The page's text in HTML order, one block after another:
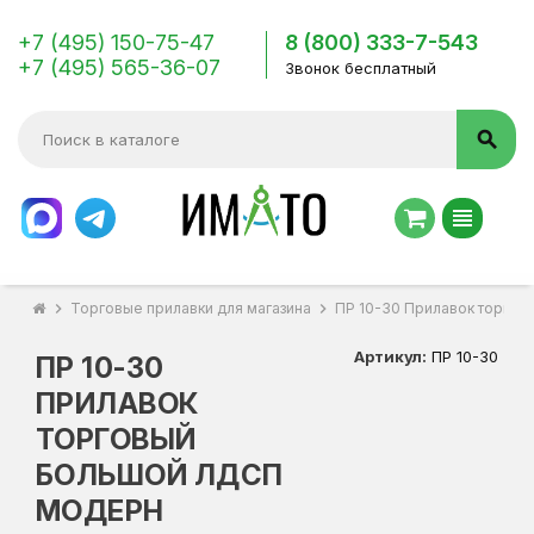
+7 (495) 150-75-47
+7 (495) 565-36-07
8 (800) 333-7-543
Звонок бесплатный
search
view_headline
chevron_right Торговые прилавки для магазина chevron_right ПР 10-30 Прилавок
ПР 10-30
ПРИЛАВОК
ТОРГОВЫЙ
БОЛЬШОЙ ЛДСП
МОДЕРН
Артикул: ПР 10-30